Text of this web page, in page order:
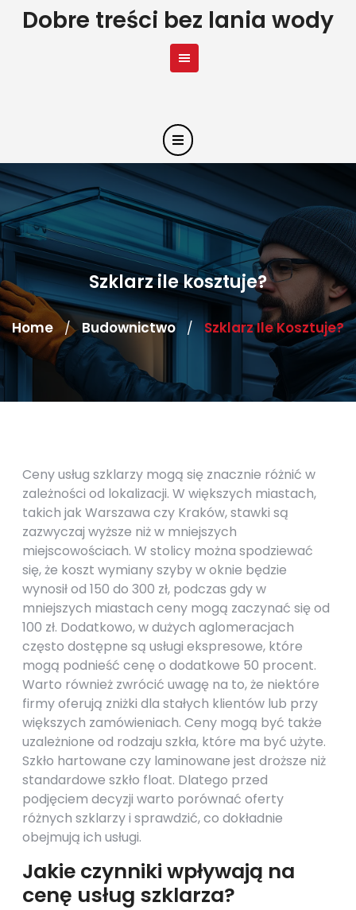
SkipDobre treści bez lania wody
Szklarz ile kosztuje?
Home / Budownictwo / Szklarz Ile Kosztuje?
Ceny usług szklarzy mogą się znacznie różnić w
zależności od lokalizacji. W większych miastach,
takich jak Warszawa czy Kraków, stawki są
zazwyczaj wyższe niż w mniejszych
miejscowościach. W stolicy można spodziewać
się, że koszt wymiany szyby w oknie będzie
wynosił od 150 do 300 zł, podczas gdy w
mniejszych miastach ceny mogą zaczynać się od
100 zł. Dodatkowo, w dużych aglomeracjach
często dostępne są usługi ekspresowe, które
mogą podnieść cenę o dodatkowe 50 procent.
Warto również zwrócić uwagę na to, że niektóre
firmy oferują zniżki dla stałych klientów lub przy
większych zamówieniach. Ceny mogą być także
uzależnione od rodzaju szkła, które ma być użyte.
Szkło hartowane czy laminowane jest droższe niż
standardowe szkło float. Dlatego przed
podjęciem decyzji warto porównać oferty
różnych szklarzy i sprawdzić, co dokładnie
obejmują ich usługi.
Jakie czynniki wpływają na
cenę usług szklarza?